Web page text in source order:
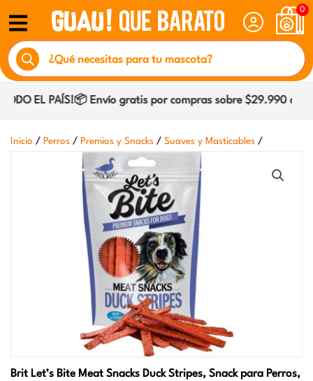
contenido
0
Búsqueda
de
productos
EL PAÍS!📦 Envío gratis por compras sobre $29.990
Inicio / Perros / Premios y Snacks / Suaves y Masticables /
Brit Let’s Bite Meat Snacks Duck Stripes, Snack para Perros,